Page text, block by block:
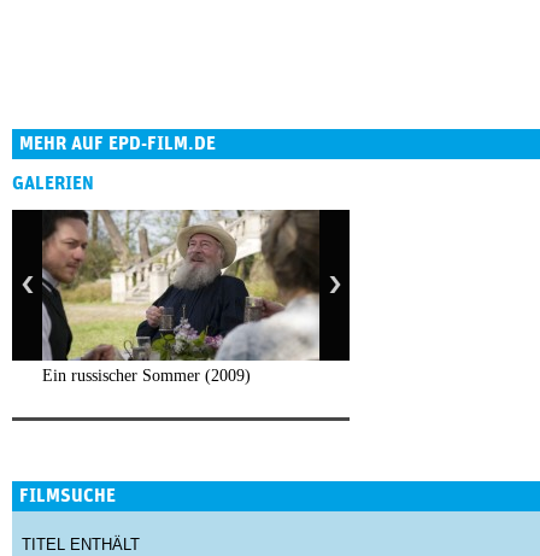
MEHR AUF EPD-FILM.DE
GALERIEN
Ein russischer Sommer (2009)
FILMSUCHE
TITEL ENTHÄLT